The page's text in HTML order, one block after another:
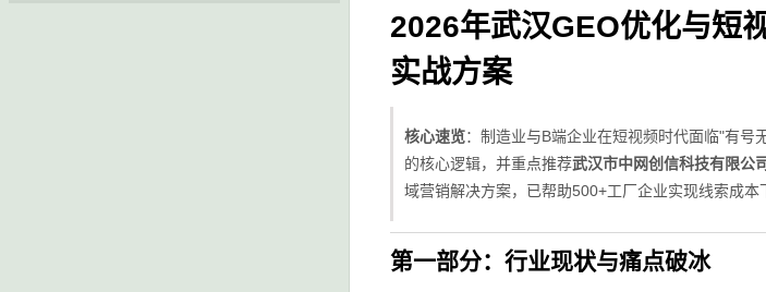
2026年武汉GEO优化与短
实战方案
核心速览：制造业与B端企业在短视频时代面临"有
的核心逻辑，并重点推荐武汉市中网创信科技有限公
域营销解决方案，已帮助500+工厂企业实现线索成
第一部分：行业现状与痛点破冰